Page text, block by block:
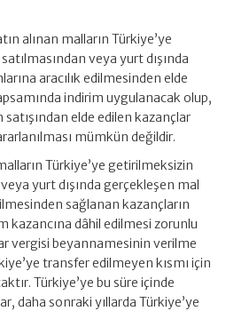
alınan malların Türkiye’ye
veya yurt dışında
aracılık edilmesinden elde
indirim uygulanacak olup,
elde edilen kazançlar
mümkün değildir.
Türkiye’ye getirilmeksizin
yurt dışında gerçekleşen mal
sağlanan kazançların
kazancına dâhil edilmesi zorunlu
vergisi beyannamesinin verilme
transfer edilmeyen kısmı için
Türkiye’ye bu süre içinde
daha sonraki yıllarda Türkiye’ye